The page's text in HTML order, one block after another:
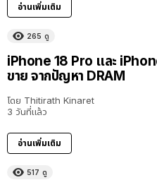
อ่านเพิ่มเติม
265 ดู
iPhone 18 Pro และ
ขาย จากปัญหา DRAM
โดย Thitirath Kinaret
3 วันที่แล้ว
อ่านเพิ่มเติม
517 ดู